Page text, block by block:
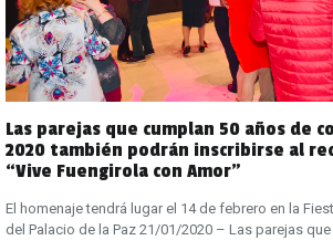
Las parejas que cumplan 50 años de
2020 también podrán inscribirse al
“Vive Fuengirola con Amor”
El homenaje tendrá lugar el 14 de febrero en la
del Palacio de la Paz 21/01/2020 – Las parejas